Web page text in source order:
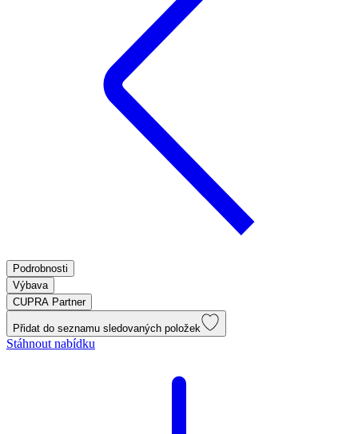
Podrobnosti
Výbava
CUPRA Partner
Přidat do seznamu sledovaných položek
Stáhnout nabídku